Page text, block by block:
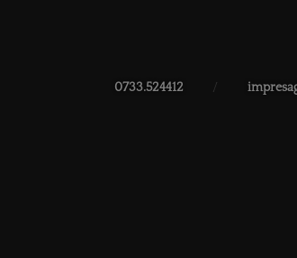
0733.524412 /